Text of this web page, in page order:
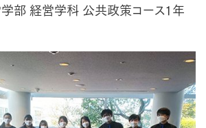
部 経営学科 公共政策コース1年